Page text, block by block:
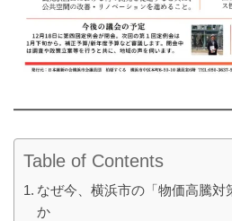
Table of Contents
なぜ今、横浜市の「物価高騰対
か